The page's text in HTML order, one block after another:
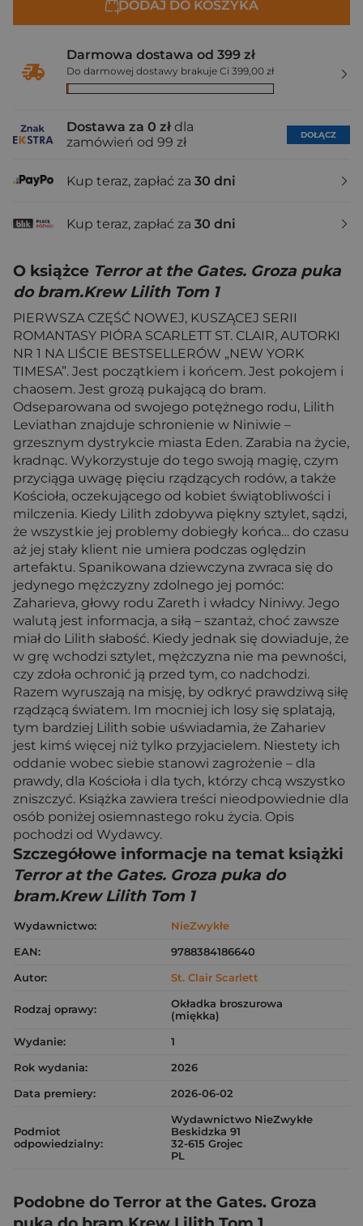
DODAJ DO KOSZYKA
Darmowa dostawa od 399 zł
Do darmowej dostawy brakuje Ci 399,00 zł
Dostawa za 0 zł dla
zamówień od 99 zł
DOŁĄCZ
Kup teraz, zapłać za 30 dni
Kup teraz, zapłać za 30 dni
O książce Terror at the Gates. Groza puka
do bram.Krew Lilith Tom 1
PIERWSZA CZĘŚĆ NOWEJ, KUSZĄCEJ SERII
ROMANTASY PIÓRA SCARLETT ST. CLAIR, AUTORKI
NR 1 NA LIŚCIE BESTSELLERÓW „NEW YORK
TIMESA”. Jest początkiem i końcem. Jest pokojem i
chaosem. Jest grozą pukającą do bram.
Odseparowana od swojego potężnego rodu, Lilith
Leviathan znajduje schronienie w Niniwie –
grzesznym dystrykcie miasta Eden. Zarabia na życie,
kradnąc. Wykorzystuje do tego swoją magię, czym
przyciąga uwagę pięciu rządzących rodów, a także
Kościoła, oczekującego od kobiet świątobliwości i
milczenia. Kiedy Lilith zdobywa piękny sztylet, sądzi,
że wszystkie jej problemy dobiegły końca… do czasu
aż jej stały klient nie umiera podczas oględzin
artefaktu. Spanikowana dziewczyna zwraca się do
jedynego mężczyzny zdolnego jej pomóc:
Zaharieva, głowy rodu Zareth i władcy Niniwy. Jego
walutą jest informacja, a siłą – szantaż, choć zawsze
miał do Lilith słabość. Kiedy jednak się dowiaduje, że
w grę wchodzi sztylet, mężczyzna nie ma pewności,
czy zdoła ochronić ją przed tym, co nadchodzi.
Razem wyruszają na misję, by odkryć prawdziwą siłę
rządzącą światem. Im mocniej ich losy się splatają,
tym bardziej Lilith sobie uświadamia, że Zahariev
jest kimś więcej niż tylko przyjacielem. Niestety ich
oddanie wobec siebie stanowi zagrożenie – dla
prawdy, dla Kościoła i dla tych, którzy chcą wszystko
zniszczyć. Książka zawiera treści nieodpowiednie dla
osób poniżej osiemnastego roku życia. Opis
pochodzi od Wydawcy.
Szczegółowe informacje na temat książki
Terror at the Gates. Groza puka do
bram.Krew Lilith Tom 1
Wydawnictwo:
NieZwykłe
EAN:
9788384186640
Autor:
St. Clair Scarlett
Rodzaj oprawy:
Okładka broszurowa
(miękka)
Wydanie:
1
Rok wydania:
2026
Data premiery:
2026-06-02
Podmiot
odpowiedzialny:
Wydawnictwo NieZwykłe
Beskidzka 91
32-615 Grojec
PL
Podobne do Terror at the Gates. Groza